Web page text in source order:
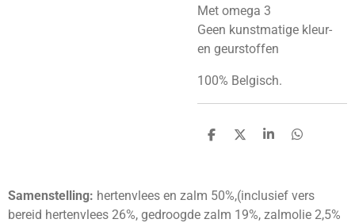
Met omega 3
Geen kunstmatige kleur-
en geurstoffen
100% Belgisch.
D
n
D
S
e
D
n
Samenstelling: hertenvlees en zalm 50%,(inclusief vers
bereid hertenvlees 26%, gedroogde zalm 19%, zalmolie 2,5%